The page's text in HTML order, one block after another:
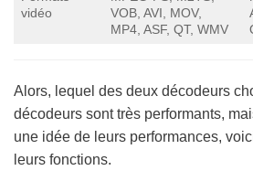
vidéo
VOB, AVI, MOV,
MP4, ASF, QT, WMV
Alors, lequel des deux décodeurs
décodeurs sont très performants,
une idée de leurs performances,
leurs fonctions.